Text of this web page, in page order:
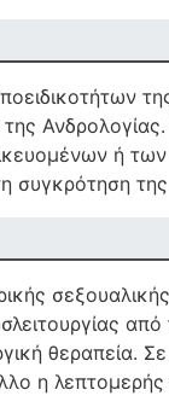
ή
συγκρότηση
θεραπεία.
η